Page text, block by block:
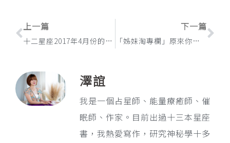
上一頁
上一篇
十二星座2017年4月份的整體運勢：獅子座：聖杯王子：過於情緒化主觀的作為，可能會搞砸一切，天蠍座：魔術師，靈光一閃的直覺，是渡過難關的好幫手
下一篇
「姊妹淘專欄」原來你已經不愛了，12星座的分手前兆
下
澤誼
我是一個占星師、能量療癒師、催
眠師、作家。目前出過十三本星座
書，我熱愛寫作，研究神秘學十多